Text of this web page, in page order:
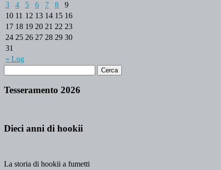
« Lug
3
4 5 6 7 8
9
10 11 12 13 14 15 16
17 18 19 20 21 22 23
24 25 26 27 28 29 30
31
Tesseramento 2026
Dieci anni di hookii
La storia di hookii a fumetti